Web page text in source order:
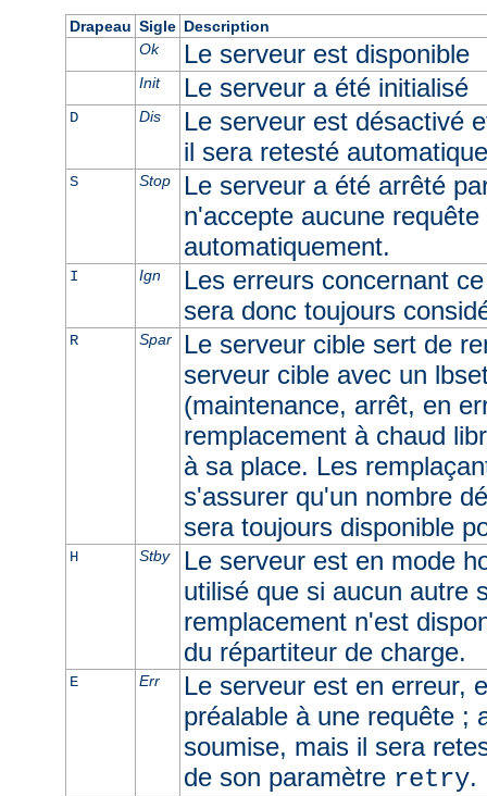
Drapeau Sigle Description
Ok
Le serveur est disponible
Init Le serveur a été initialisé
D Dis
Le serveur est désactivé
il sera retesté
S Stop
Le serveur a été arrêté
n'accepte aucune
automatiquement.
I Ign
Les erreurs concernant
sera donc toujours
R Spar
Le serveur cible sert de
serveur cible avec un
(maintenance, arrêt, en
remplacement à chaud
à sa place. Les
s'assurer qu'un nombre
sera toujours disponible
H Stby
Le serveur est en mode
utilisé que si aucun autre
remplacement n'est
du répartiteur de charge.
E Err
Le serveur est en erreur,
préalable à une requête ;
soumise, mais il sera
de son paramètre retry.